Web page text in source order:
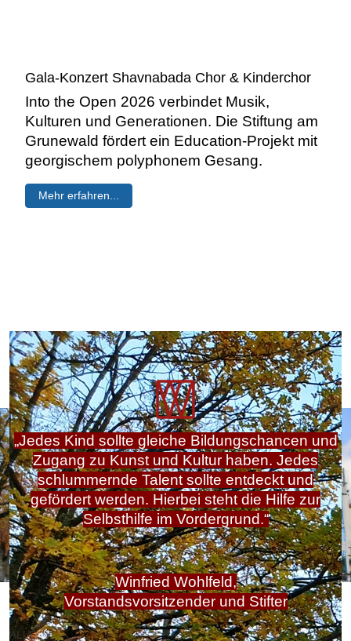
Gala-Konzert Shavnabada Chor & Kinderchor
Into the Open 2026 verbindet Musik,
Kulturen und Generationen. Die Stiftung am
Grunewald fördert ein Education-Projekt mit
georgischem polyphonem Gesang.
Mehr erfahren...
„Jedes Kind sollte gleiche Bildungschancen und
Zugang zu Kunst und Kultur haben. Jedes
schlummernde Talent sollte entdeckt und
gefördert werden. Hierbei steht die Hilfe zur
Selbsthilfe im Vordergrund.“
Winfried Wohlfeld,
Vorstandsvorsitzender und Stifter
ALLE